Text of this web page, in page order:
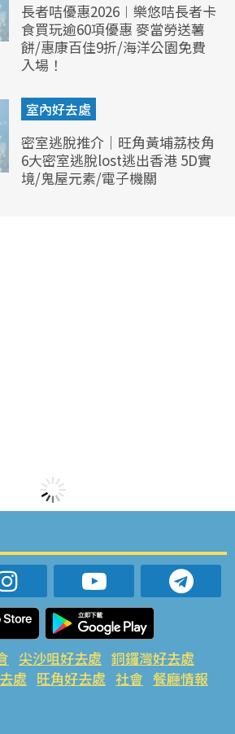
長者咭優惠2026︱樂悠咭長者卡
食買玩逾60項優惠 麥當勞送薯
餅/惠康百佳9折/海洋公園免費
入場！
室內好去處
密室逃脫推介｜旺角黃埔荔枝角
6大密室逃脫lost逃出香港 5D實
境/鬼屋元素/電子機關
尖沙咀好去處 銅鑼灣好去處
處 旺角好去處 社會 餐廳情報